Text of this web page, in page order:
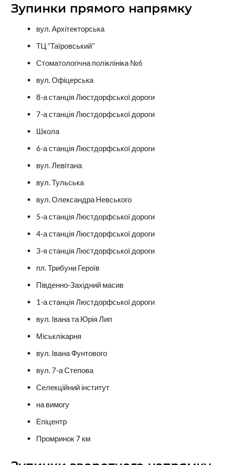
Зупинки прямого напрямку
вул. Архітекторська
ТЦ “Таїровський”
Стоматологічна поліклініка №6
вул. Офіцерська
8-а станція Люстдорфської дороги
7-а станція Люстдорфської дороги
Школа
6-а станція Люстдорфської дороги
вул. Левітана
вул. Тульська
вул. Олександра Невського
5-а станція Люстдорфської дороги
4-а станція Люстдорфської дороги
3-я станція Люстдорфської дороги
пл. Трибуни Героїв
Південно-Західний масив
1-а станція Люстдорфської дороги
вул. Івана та Юрія Лип
Міськлікарня
вул. Івана Фунтового
вул. 7-а Степова
Селекційний інститут
на вимогу
Епіцентр
Промринок 7 км